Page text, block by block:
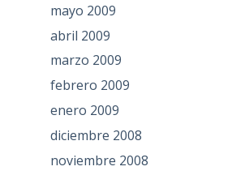
mayo 2009
abril 2009
marzo 2009
febrero 2009
enero 2009
diciembre 2008
noviembre 2008